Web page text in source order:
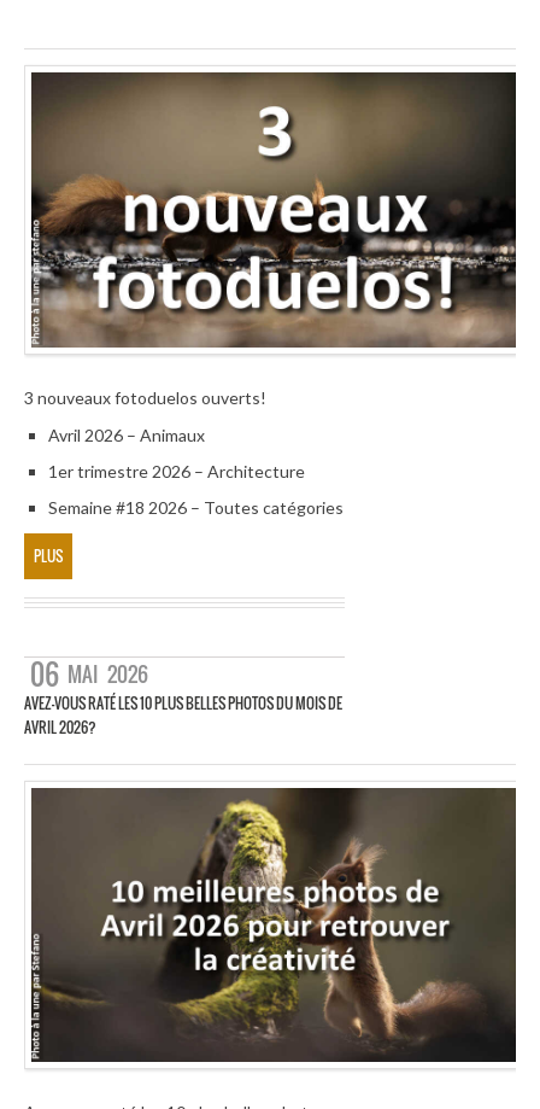
3 nouveaux fotoduelos ouverts!
Avril 2026 – Animaux
1er trimestre 2026 – Architecture
Semaine #18 2026 – Toutes catégories
PLUS
06 MAI 2026
AVEZ-VOUS RATÉ LES 10 PLUS BELLES PHOTOS DU MOIS DE
AVRIL 2026?